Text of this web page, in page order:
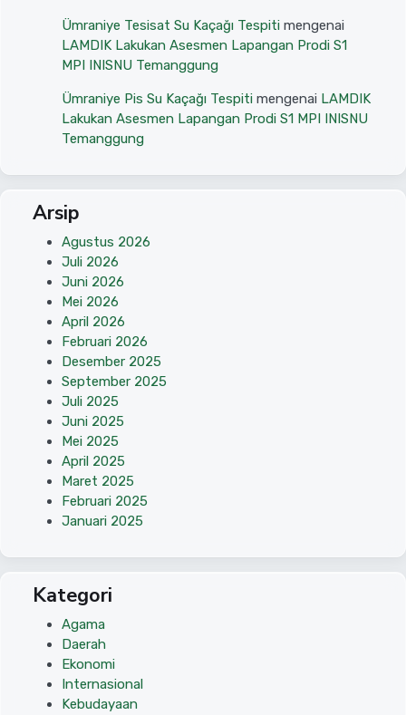
Ümraniye Tesisat Su Kaçağı Tespiti mengenai
LAMDIK Lakukan Asesmen Lapangan Prodi S1
MPI INISNU Temanggung
Ümraniye Pis Su Kaçağı Tespiti mengenai LAMDIK
Lakukan Asesmen Lapangan Prodi S1 MPI INISNU
Temanggung
Arsip
Agustus 2026
Juli 2026
Juni 2026
Mei 2026
April 2026
Februari 2026
Desember 2025
September 2025
Juli 2025
Juni 2025
Mei 2025
April 2025
Maret 2025
Februari 2025
Januari 2025
Kategori
Agama
Daerah
Ekonomi
Internasional
Kebudayaan